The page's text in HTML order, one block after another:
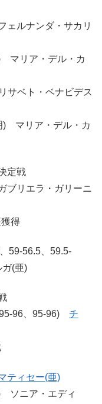
ルナンダ・サカリ
マリア・デル・カ
ベト・ベナビデス
) マリア・デル・カ
定戦
リエラ・ガリーニ
得
59-56.5、59.5-
(亜)
96、95-96) チ
ティセー(亜)
ソニア・エディ